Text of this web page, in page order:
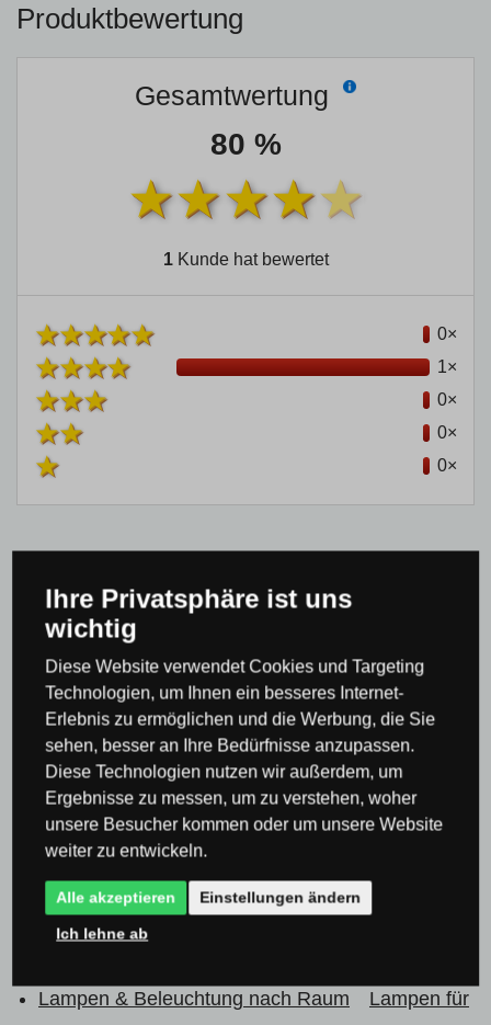
Produktbewertung
Gesamtwertung
80 %
1Kunde hat bewertet
0×
1×
0×
0×
0×
Produktkategorie
Kronleuchter & Pendelleuchten
Mehrarmige
Kronleuchter
Lampen & Beleuchtung nach Raum
Wohnzimmer oder Schlafzimmer
Lampen & Beleuchtung nach Raum
Wohnzimmer oder Schlafzimmer
Kronleuchter
für Schlafzimmer
Deckenleuchten & Lampen für
Lampen & Beleuchtung nach Raum
Lampen für
Ihre Privatsphäre ist uns
wichtig
Diese Website verwendet Cookies und Targeting
Technologien, um Ihnen ein besseres Internet-
Erlebnis zu ermöglichen und die Werbung, die Sie
sehen, besser an Ihre Bedürfnisse anzupassen.
Diese Technologien nutzen wir außerdem, um
Ergebnisse zu messen, um zu verstehen, woher
unsere Besucher kommen oder um unsere Website
weiter zu entwickeln.
Alle akzeptieren Einstellungen ändern
Ich lehne ab